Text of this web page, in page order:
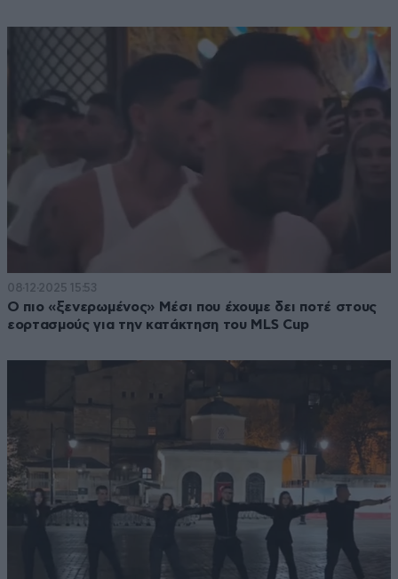
08·12·2025 15:53
Ο πιο «ξενερωμένος» Μέσι που έχουμε δει ποτέ στους
εορτασμούς για την κατάκτηση του MLS Cup